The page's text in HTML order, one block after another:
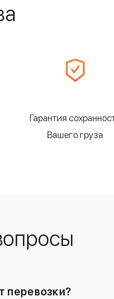
Гарантия
Вашего груза
перевозки?